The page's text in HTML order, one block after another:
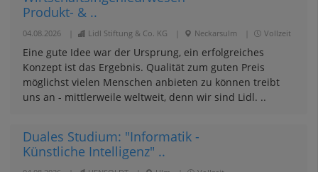
Produkt- & ..
04.08.2026 Lidl Stiftung & Co. KG Neckarsulm Vollzeit
Eine gute Idee war der Ursprung, ein erfolgreiches
Konzept ist das Ergebnis. Qualität zum guten Preis
möglichst vielen Menschen anbieten zu können treibt
uns an - mittlerweile weltweit, denn wir sind Lidl. ..
Duales Studium: "Informatik -
Künstliche Intelligenz" ..